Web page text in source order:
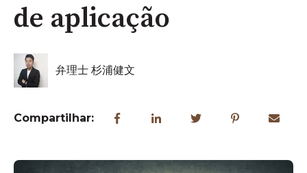
de aplicação
弁理士 杉浦健文
Compartilhar: